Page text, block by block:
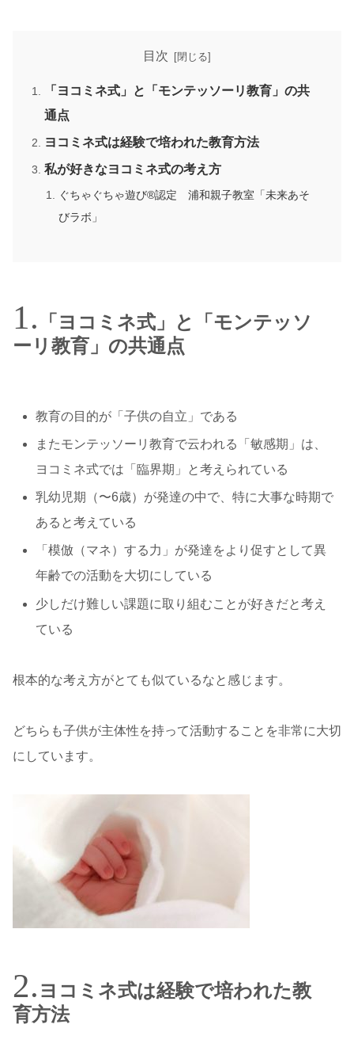
目次
「ヨコミネ式」と「モンテッソーリ教育」の共
通点
ヨコミネ式は経験で培われた教育方法
私が好きなヨコミネ式の考え方
ぐちゃぐちゃ遊び®認定 浦和親子教室「未来あそ
びラボ」
「ヨコミネ式」と「モンテッソ
ーリ教育」の共通点
教育の目的が「子供の自立」である
またモンテッソーリ教育で云われる「敏感期」は、
ヨコミネ式では「臨界期」と考えられている
乳幼児期（〜6歳）が発達の中で、特に大事な時期で
あると考えている
「模倣（マネ）する力」が発達をより促すとして異
年齢での活動を大切にしている
少しだけ難しい課題に取り組むことが好きだと考え
ている
根本的な考え方がとても似ているなと感じます。
どちらも子供が主体性を持って活動することを非常に大切
にしています。
ヨコミネ式は経験で培われた教
育方法